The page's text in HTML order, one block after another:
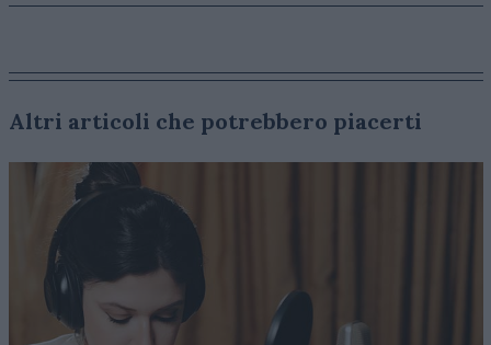
Altri articoli che potrebbero piacerti